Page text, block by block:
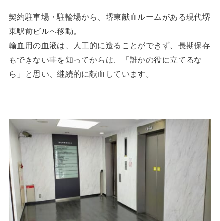
契約駐車場・駐輪場から、堺東献血ルームがある現代堺
東駅前ビルへ移動。
輸血用の血液は、人工的に造ることができず、長期保存
もできない事を知ってからは、「誰かの役に立てるな
ら」と思い、継続的に献血しています。